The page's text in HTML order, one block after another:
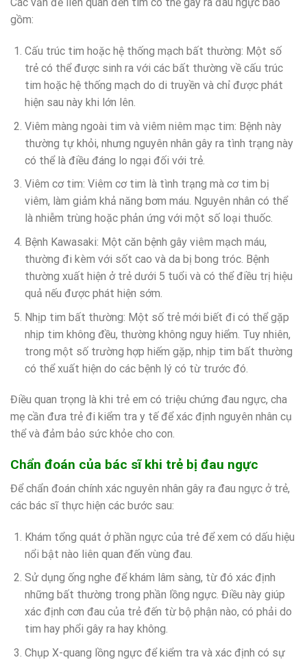
Các vấn đề liên quan đến tim có thể gây ra đau ngực bao
gồm:
Cấu trúc tim hoặc hệ thống mạch bất thường: Một số
trẻ có thể được sinh ra với các bất thường về cấu trúc
tim hoặc hệ thống mạch do di truyền và chỉ được phát
hiện sau này khi lớn lên.
Viêm màng ngoài tim và viêm niêm mạc tim: Bệnh này
thường tự khỏi, nhưng nguyên nhân gây ra tình trạng này
có thể là điều đáng lo ngại đối với trẻ.
Viêm cơ tim: Viêm cơ tim là tình trạng mà cơ tim bị
viêm, làm giảm khả năng bơm máu. Nguyên nhân có thể
là nhiễm trùng hoặc phản ứng với một số loại thuốc.
Bệnh Kawasaki: Một căn bệnh gây viêm mạch máu,
thường đi kèm với sốt cao và da bị bong tróc. Bệnh
thường xuất hiện ở trẻ dưới 5 tuổi và có thể điều trị hiệu
quả nếu được phát hiện sớm.
Nhịp tim bất thường: Một số trẻ mới biết đi có thể gặp
nhịp tim không đều, thường không nguy hiểm. Tuy nhiên,
trong một số trường hợp hiếm gặp, nhịp tim bất thường
có thể xuất hiện do các bệnh lý có từ trước đó.
Điều quan trọng là khi trẻ em có triệu chứng đau ngực, cha
mẹ cần đưa trẻ đi kiểm tra y tế để xác định nguyên nhân cụ
thể và đảm bảo sức khỏe cho con.
Chẩn đoán của bác sĩ khi trẻ bị đau ngực
Để chẩn đoán chính xác nguyên nhân gây ra đau ngực ở trẻ,
các bác sĩ thực hiện các bước sau:
Khám tổng quát ở phần ngực của trẻ để xem có dấu hiệu
nổi bật nào liên quan đến vùng đau.
Sử dụng ống nghe để khám lâm sàng, từ đó xác định
những bất thường trong phần lồng ngực. Điều này giúp
xác định cơn đau của trẻ đến từ bộ phận nào, có phải do
tim hay phổi gây ra hay không.
Chụp X-quang lồng ngực để kiểm tra và xác định có sự